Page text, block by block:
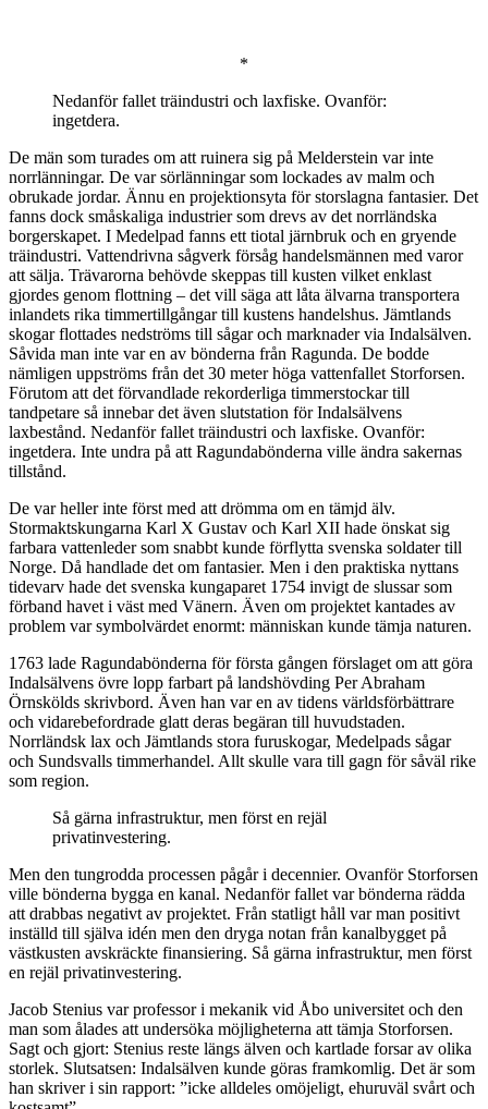
*
Nedanför fallet träindustri och laxfiske. Ovanför:
ingetdera.
De män som turades om att ruinera sig på Melderstein var inte
norrlänningar. De var sörlänningar som lockades av malm och
obrukade jordar. Ännu en projektionsyta för storslagna fantasier. Det
fanns dock småskaliga industrier som drevs av det norrländska
borgerskapet. I Medelpad fanns ett tiotal järnbruk och en gryende
träindustri. Vattendrivna sågverk försåg handelsmännen med varor
att sälja. Trävarorna behövde skeppas till kusten vilket enklast
gjordes genom flottning – det vill säga att låta älvarna transportera
inlandets rika timmertillgångar till kustens handelshus. Jämtlands
skogar flottades nedströms till sågar och marknader via Indalsälven.
Såvida man inte var en av bönderna från Ragunda. De bodde
nämligen uppströms från det 30 meter höga vattenfallet Storforsen.
Förutom att det förvandlade rekorderliga timmerstockar till
tandpetare så innebar det även slutstation för Indalsälvens
laxbestånd. Nedanför fallet träindustri och laxfiske. Ovanför:
ingetdera. Inte undra på att Ragundabönderna ville ändra sakernas
tillstånd.
De var heller inte först med att drömma om en tämjd älv.
Stormaktskungarna Karl X Gustav och Karl XII hade önskat sig
farbara vattenleder som snabbt kunde förflytta svenska soldater till
Norge. Då handlade det om fantasier. Men i den praktiska nyttans
tidevarv hade det svenska kungaparet 1754 invigt de slussar som
förband havet i väst med Vänern. Även om projektet kantades av
problem var symbolvärdet enormt: människan kunde tämja naturen.
1763 lade Ragundabönderna för första gången förslaget om att göra
Indalsälvens övre lopp farbart på landshövding Per Abraham
Örnskölds skrivbord. Även han var en av tidens världsförbättrare
och vidarebefordrade glatt deras begäran till huvudstaden.
Norrländsk lax och Jämtlands stora furuskogar, Medelpads sågar
och Sundsvalls timmerhandel. Allt skulle vara till gagn för såväl rike
som region.
Så gärna infrastruktur, men först en rejäl
privatinvestering.
Men den tungrodda processen pågår i decennier. Ovanför Storforsen
ville bönderna bygga en kanal. Nedanför fallet var bönderna rädda
att drabbas negativt av projektet. Från statligt håll var man positivt
inställd till själva idén men den dryga notan från kanalbygget på
västkusten avskräckte finansiering. Så gärna infrastruktur, men först
en rejäl privatinvestering.
Jacob Stenius var professor i mekanik vid Åbo universitet och den
man som ålades att undersöka möjligheterna att tämja Storforsen.
Sagt och gjort: Stenius reste längs älven och kartlade forsar av olika
storlek. Slutsatsen: Indalsälven kunde göras framkomlig. Det är som
han skriver i sin rapport: ”icke alldeles omöjeligt, ehuruväl svårt och